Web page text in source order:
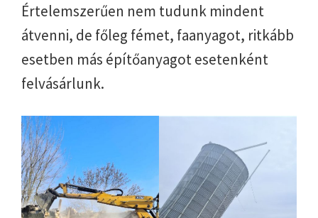
Értelemszerűen nem tudunk mindent
átvenni, de főleg fémet, faanyagot, ritkább
esetben más építőanyagot esetenként
felvásárlunk.